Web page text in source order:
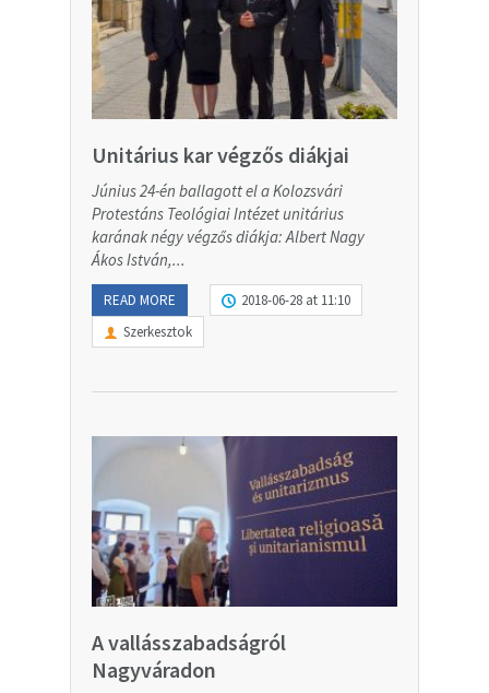
Unitárius kar végzős diákjai
Június 24-én ballagott el a Kolozsvári
Protestáns Teológiai Intézet unitárius
karának négy végzős diákja: Albert Nagy
Ákos István,...
READ MORE
2018-06-28 at 11:10
Szerkesztok
A vallásszabadságról
Nagyváradon